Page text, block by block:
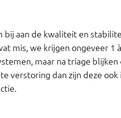
bij aan de kwaliteit en
mis, we krijgen ongeveer 1
maar na triage blijken
verstoring dan zijn deze ook